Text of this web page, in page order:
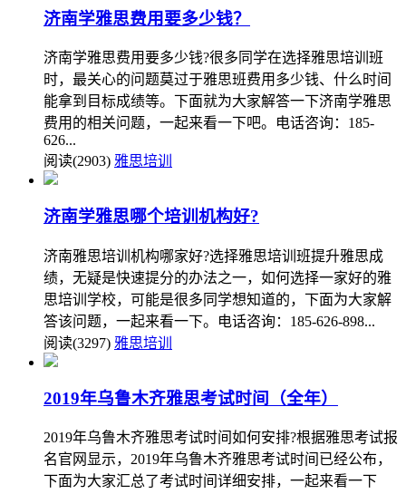
济南学雅思费用要多少钱？
济南学雅思费用要多少钱?很多同学在选择雅思培训班
时，最关心的问题莫过于雅思班费用多少钱、什么时间
能拿到目标成绩等。下面就为大家解答一下济南学雅思
费用的相关问题，一起来看一下吧。电话咨询：185-
626...
阅读(2903) 雅思培训
济南学雅思哪个培训机构好?
济南雅思培训机构哪家好?选择雅思培训班提升雅思成
绩，无疑是快速提分的办法之一，如何选择一家好的雅
思培训学校，可能是很多同学想知道的，下面为大家解
答该问题，一起来看一下。电话咨询：185-626-898...
阅读(3297) 雅思培训
2019年乌鲁木齐雅思考试时间（全年）
2019年乌鲁木齐雅思考试时间如何安排?根据雅思考试报
名官网显示，2019年乌鲁木齐雅思考试时间已经公布，
下面为大家汇总了考试时间详细安排，一起来看一下